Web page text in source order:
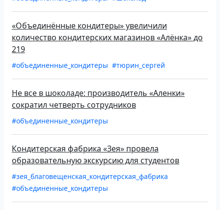
«Объединённые кондитеры» увеличили
количество кондитерских магазинов «Алёнка» до
219
#объединенные_кондитеры #тюрин_сергей
Не все в шоколаде: производитель «Аленки»
сократил четверть сотрудников
#объединенные_кондитеры
Кондитерская фабрика «Зея» провела
образовательную экскурсию для студентов
#зея_благовещенская_кондитерская_фабрика
#объединенные_кондитеры